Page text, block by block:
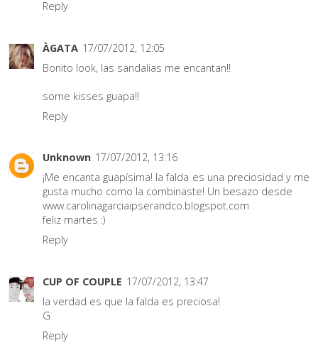
Reply
ÀGATA 17/07/2012, 12:05
Bonito look, las sandalias me encantan!!
some kisses guapa!!
Reply
Unknown 17/07/2012, 13:16
¡Me encanta guapísima! la falda es una preciosidad y me
gusta mucho como la combinaste! Un besazo desde
www.carolinagarciaipserandco.blogspot.com
feliz martes :)
Reply
CUP OF COUPLE 17/07/2012, 13:47
la verdad es que la falda es preciosa!
G
Reply